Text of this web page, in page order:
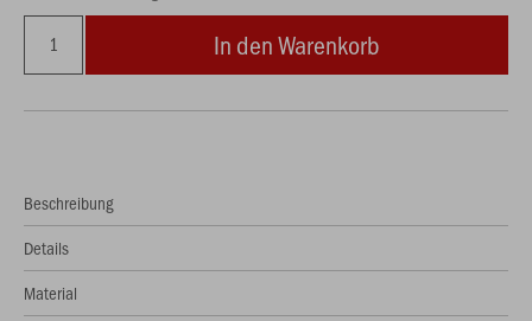
In den Warenkorb
Beschreibung
Details
Material